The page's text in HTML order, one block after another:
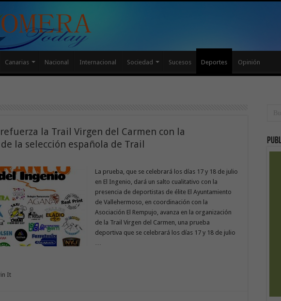
Canarias Nacional Internacional Sociedad Sucesos Deportes Opinión
la Trail Virgen del Carmen con la
la selección española de Trail
La prueba, que se celebrará los días 17 y 18 de julio
en El Ingenio, dará un salto cualitativo con la
presencia de deportistas de élite El Ayuntamiento
de Vallehermoso, en coordinación con la
Asociación El Rempujo, avanza en la organización
de la Trail Virgen del Carmen, una prueba
deportiva que se celebrará los días 17 y 18 de julio